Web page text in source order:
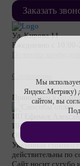
Заказать
Ул. Кирова 11
Ежедневно с 10:00-
Политика
Соглашение
Принимаем к оплате
ИП Ефимов
ИНН
ОГРНИП
Указанная
действительны по
Сайт носит сугубо
Мы
Яндекс.Метрику)
сайтом, вы